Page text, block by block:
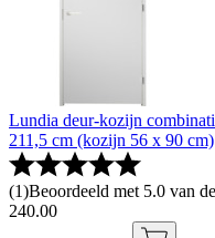
Lundia deur-kozijn
211,5 cm (kozijn 56 x 90 cm)
(1)Beoordeeld met 5.0 van
240.00